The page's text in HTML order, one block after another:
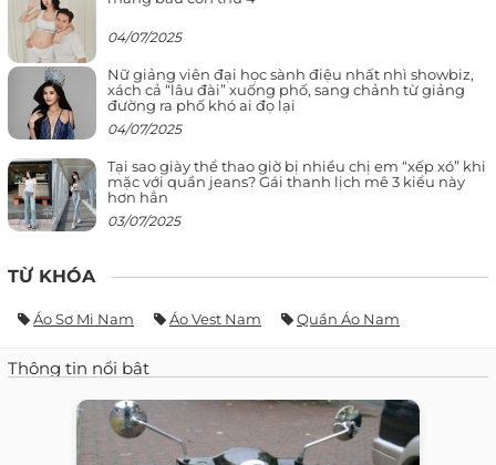
04/07/2025
Nữ giảng viên đại học sành điệu nhất nhì showbiz,
xách cả “lâu đài” xuống phố, sang chảnh từ giảng
đường ra phố khó ai đọ lại
04/07/2025
Tại sao giày thể thao giờ bị nhiều chị em “xếp xó” khi
mặc với quần jeans? Gái thanh lịch mê 3 kiểu này
hơn hẳn
03/07/2025
TỪ KHÓA
Áo Sơ Mi Nam Áo Vest Nam Quần Áo Nam
Thông tin nổi bật